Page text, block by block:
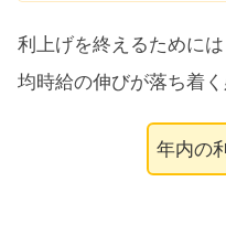
利上げを終えるために
均時給の伸びが落ち着く
年内の